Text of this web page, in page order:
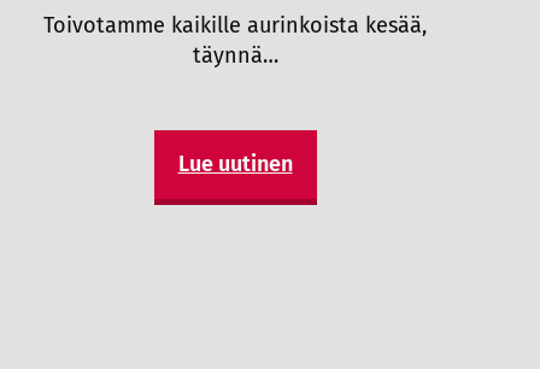
Toivotamme kaikille aurinkoista kesää,
täynnä…
Lue uutinen